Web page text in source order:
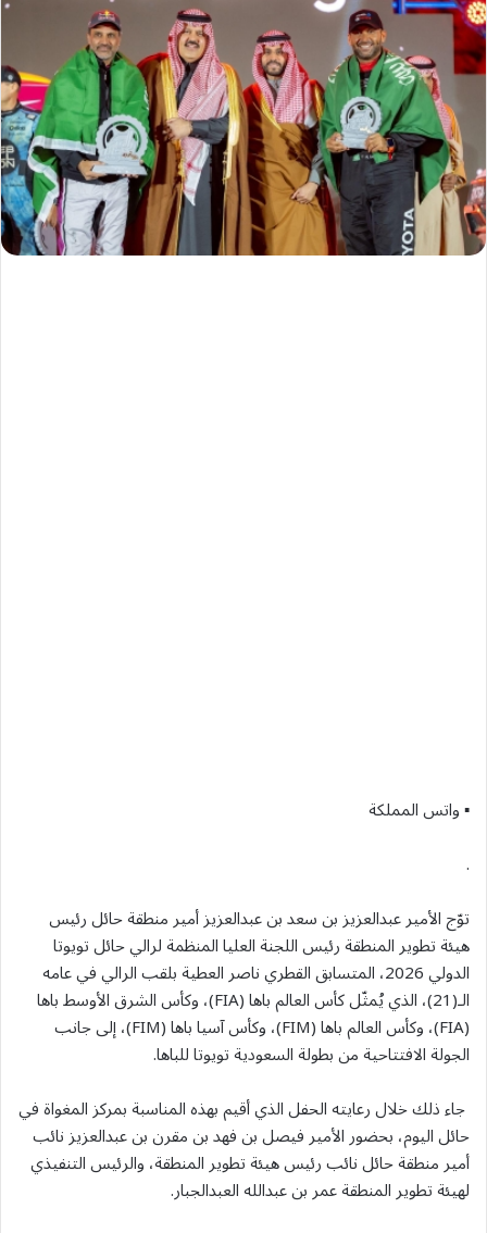
▪︎ واتس المملكة
.
توّج الأمير عبدالعزيز بن سعد بن عبدالعزيز أمير منطقة حائل رئيس
هيئة تطوير المنطقة رئيس اللجنة العليا المنظمة لرالي حائل تويوتا
الدولي 2026، المتسابق القطري ناصر العطية بلقب الرالي في عامه
الـ(21)، الذي يُمثّل كأس العالم باها (FIA)، وكأس الشرق الأوسط باها
(FIA)، وكأس العالم باها (FIM)، وكأس آسيا باها (FIM)، إلى جانب
الجولة الافتتاحية من بطولة السعودية تويوتا للباها.
جاء ذلك خلال رعايته الحفل الذي أقيم بهذه المناسبة بمركز المغواة في
حائل اليوم، بحضور الأمير فيصل بن فهد بن مقرن بن عبدالعزيز نائب
أمير منطقة حائل نائب رئيس هيئة تطوير المنطقة، والرئيس التنفيذي
لهيئة تطوير المنطقة عمر بن عبدالله العبدالجبار.